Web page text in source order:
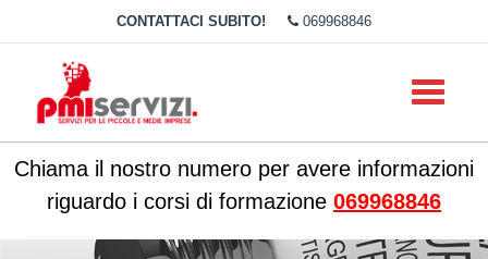
CONTATTACI SUBITO! 069968846
Toggle
Chiama il nostro numero per avere informazioni
riguardo i corsi di formazione 069968846